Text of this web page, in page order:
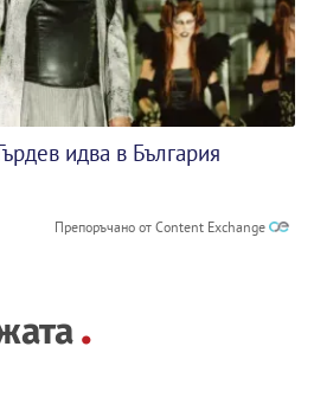
идва в България
Препоръчано от Content Exchange